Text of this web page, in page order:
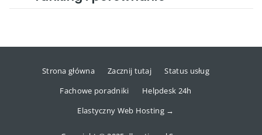
Strona główna Zacznij tutaj
Status usług
Fachowe poradniki
Helpdesk 24h
Elastyczny Web Hosting →